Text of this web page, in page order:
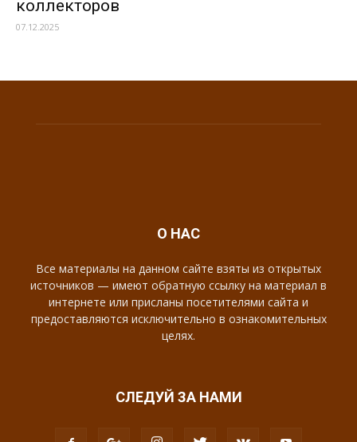
коллекторов
07.12.2025
О НАС
Все материалы на данном сайте взяты из открытых
источников — имеют обратную ссылку на материал в
интернете или присланы посетителями сайта и
предоставляются исключительно в ознакомительных
целях.
СЛЕДУЙ ЗА НАМИ